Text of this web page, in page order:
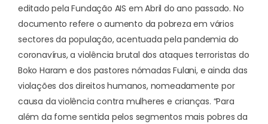
editado pela Fundação AIS em Abril do ano passado. No
documento refere o aumento da pobreza em vários
sectores da população, acentuada pela pandemia do
coronavírus, a violência brutal dos ataques terroristas do
Boko Haram e dos pastores nómadas Fulani, e ainda das
violações dos direitos humanos, nomeadamente por
causa da violência contra mulheres e crianças. “Para
além da fome sentida pelos segmentos mais pobres da